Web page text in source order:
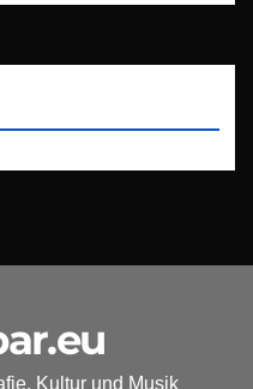
Kultur und Musik